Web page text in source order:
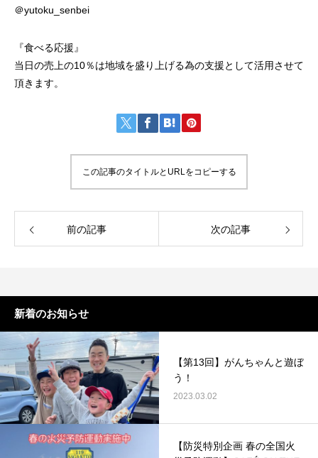
＠yutoku_senbei
『食べる応援』
当日の売上の10％は地域を盛り上げる為の支援として活用させて
頂きます。
この記事のタイトルとURLをコピーする
前の記事 次の記事
新着のお知らせ
【第13回】がんちゃんと遊ぼ
う！
2023.03.02
【防災特別企画 春の全国火